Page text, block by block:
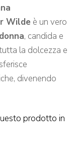
Wilde è un vero
donna, candida e
la dolcezza e
divenendo
prodotto in